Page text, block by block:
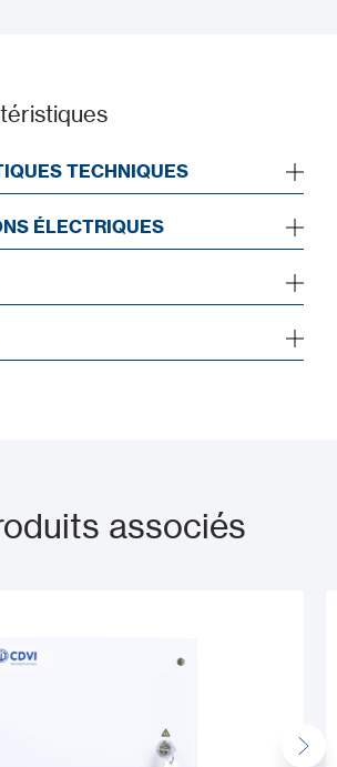
TECHNIQUES
ÉLECTRIQUES
associés